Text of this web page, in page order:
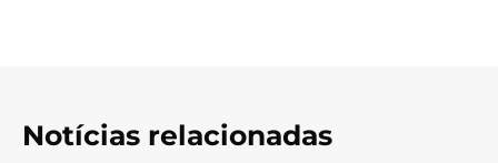
Notícias relacionadas